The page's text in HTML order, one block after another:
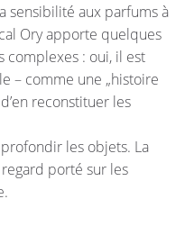
sensibilité aux parfums à
Ory apporte quelques
complexes : oui, il est
– comme une „histoire
reconstituer les
les objets. La
porté sur les